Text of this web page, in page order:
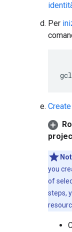
Per
you
of
steps,